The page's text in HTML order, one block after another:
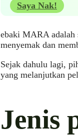
Saya Nak!
ebaki MARA adalah
menyemak dan
Sejak dahulu lagi,
yang melanjutkan
Jenis